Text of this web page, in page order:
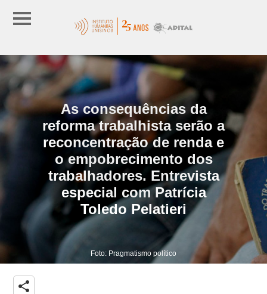
As consequências da
reforma trabalhista serão a
reconcentração de renda e
o empobrecimento dos
trabalhadores. Entrevista
especial com Patrícia
Toledo Pelatieri
Foto: Pragmatismo político
share